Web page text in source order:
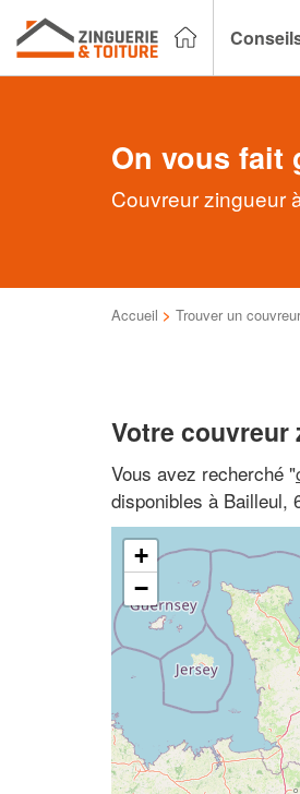
On vous fait
Couvreur zingueur
Accueil > Trouver un
Votre couvreur
Vous avez recherché "
disponibles à Bailleul,
+
−